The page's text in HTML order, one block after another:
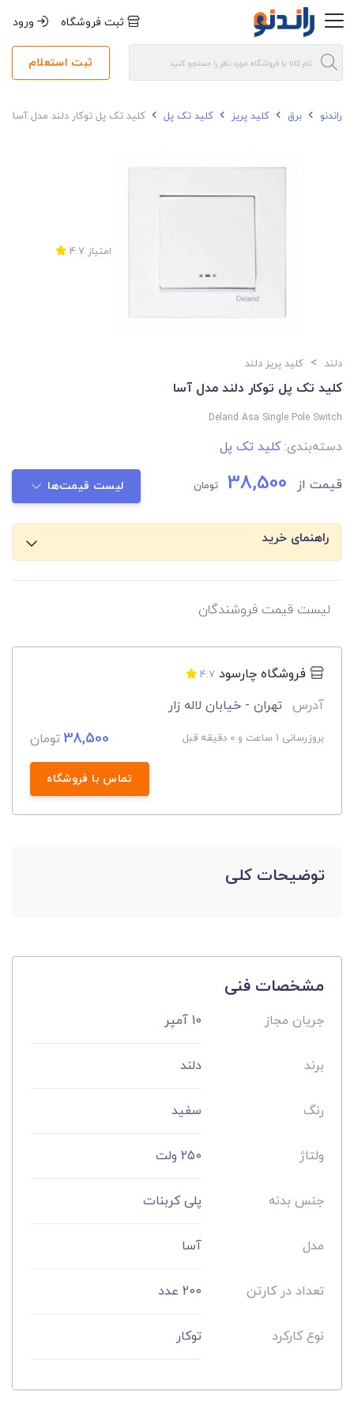
ثبت فروشگاه ورود
ثبت استعلام
راندنو برق کلید پریز کلید تک پل کلید تک پل توکار دلند مدل آسا
امتیاز 4.7
دلند > کلید پریز دلند
کلید تک پل توکار دلند مدل آسا
Deland Asa Single Pole Switch
دسته‌بندی:کلید تک پل
قیمت از 38,500 تومان لیست قیمت‌ها
راهنمای خرید
لیست قیمت فروشندگان
فروشگاه چارسود 4.7
آدرس تهران - خیابان لاله زار
بروزرسانی 1 ساعت و 0 دقیقه قبل 38,500 تومان
تماس با فروشگاه
توضیحات کلی
مشخصات فنی
جریان مجاز 10 آمپر
برند دلند
رنگ سفید
ولتاژ 250 ولت
جنس بدنه پلی کربنات
مدل آسا
تعداد در کارتن 200 عدد
نوع کارکرد توکار